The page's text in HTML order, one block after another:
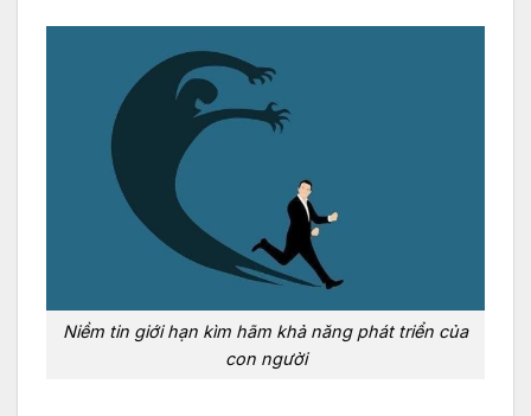
Niềm tin giới hạn kìm hãm khả năng phát triển của
con người